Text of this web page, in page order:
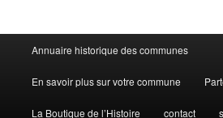
Menu
principal
Annuaire historique des communes
En savoir plus sur votre commune
La Boutique de l’Histoire contact